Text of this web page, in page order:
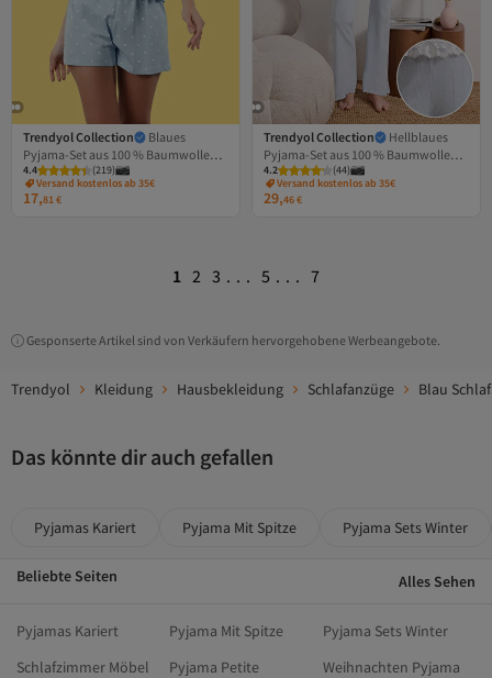
Trendyol Collection
Blaues
Pyjama-Set aus 100 % Baumwolle
mit gepunkteten und herzförmigen
Shorts THMSS21PT1485
4.4 (219)
Versand kostenlos ab 35€
17,81€
Trendyol Collection
Hellblaues
Pyjama-Set aus 100 % Baumwolle
mit Spitzendetails und
Zickzack-/Pointel-Strickmuster
THMSS26PT00016
4.2 (44)
Versand kostenlos ab 35€
29,46€
1 2 3 ... 5 ... 7
Gesponserte Artikel sind von Verkäufern hervorgehobene Werbeangebote.
Trendyol Kleidung Hausbekleidung Schlafanzüge Blau
Das könnte dir auch gefallen
Pyjamas Kariert Pyjama Mit Spitze Pyjama Sets Winter
Beliebte Seiten Alles Sehen
Pyjamas Kariert Pyjama Mit Spitze
Pyjama Sets Winter
Schlafzimmer Möbel
Pyjama Petite
Weihnachten Pyjama